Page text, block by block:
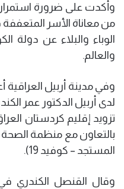
وأكدت على ضرورة
من معاناة الأسر
الوباء والبلاء عن دولة
والعالم.
وفي مدينة أربيل العراقية
تزويد إقليم كردستان
بالتعاون مع منظمة الصحة
المستجد – كوفيد 19).
وقال القنصل الكندري في